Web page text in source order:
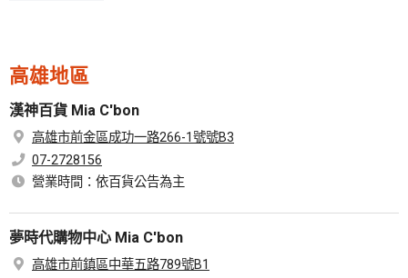
高雄地區
漢神百貨 Mia C'bon
高雄市前金區成功一路266-1號號B3
07-2728156
營業時間：依百貨公告為主
夢時代購物中心 Mia C'bon
高雄市前鎮區中華五路789號B1